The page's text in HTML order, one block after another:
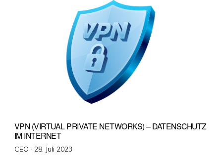
VPN (VIRTUAL PRIVATE NETWORKS) – DATENSCHUTZ
IM INTERNET
CEO · Veröffentlicht
28. Juli 2023